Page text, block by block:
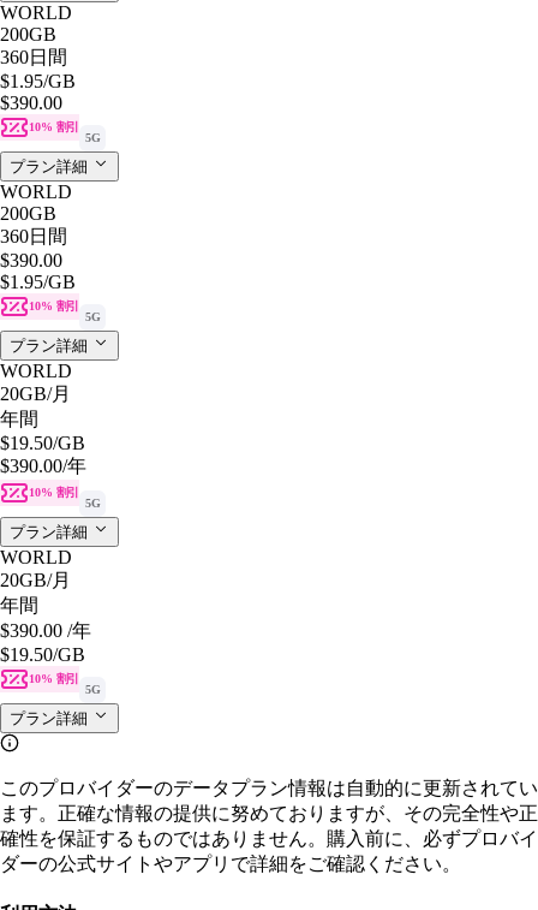
WORLD
200GB
360日間
$1.95/GB
$390.00
10% 割引
5G
プラン詳細
WORLD
200GB
360日間
$390.00
$1.95/GB
10% 割引
5G
プラン詳細
WORLD
20GB/月
年間
$19.50/GB
$390.00/年
10% 割引
5G
プラン詳細
WORLD
20GB/月
年間
$390.00 /年
$19.50/GB
10% 割引
5G
プラン詳細
このプロバイダーのデータプラン情報は自動的に更新されてい
ます。正確な情報の提供に努めておりますが、その完全性や正
確性を保証するものではありません。購入前に、必ずプロバイ
ダーの公式サイトやアプリで詳細をご確認ください。